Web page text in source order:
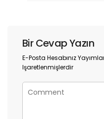
Bir Cevap Yazın
E-Posta Hesabınız
Işaretlenmişlerdir